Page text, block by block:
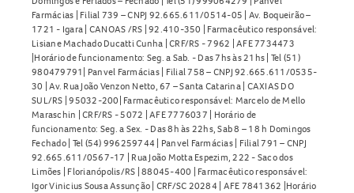
Farmácias | Filial 739 – CNPJ 92.665.611/0514-05 | Av. Boqueirão –
1721 - Igara | CANOAS /RS | 92.410-350 | Farmacêutico responsável:
Lisiane Machado Ducatti Cunha | CRF/RS - 7962 | AFE 7734473
|Horário de funcionamento: Seg. a Sab. - Das 7hs às 21hs | Tel (51)
980479791| Panvel Farmácias | Filial 758 – CNPJ 92.665.611/0535-
30 | Av. Rua João Venzon Netto, 67 – Santa Catarina | CAXIAS DO
SUL/RS | 95032-200| Farmacêutico responsável: Marcelo de Mello
Maraschin | CRF/RS - 5072 | AFE 7776037 | Horário de
funcionamento: Seg. a Sex. - Das 8h às 22hs, Sab 8 – 18 h Domingos
Fechado | Tel (54) 996259744 | Panvel Farmácias | Filial 791 – CNPJ
92.665.611/0567-17 | Rua João Motta Espezim, 222 - Saco dos
Limões | Florianópolis/RS | 88045-400 | Farmacêutico responsável:
Igor Vinicius Sousa Assunção | CRF/SC 20284 | AFE 7841362 |Horário